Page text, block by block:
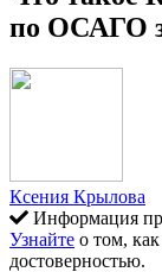
по ОСАГО
Ксения Крылова
Информация
Узнайте о том,
достоверностью.